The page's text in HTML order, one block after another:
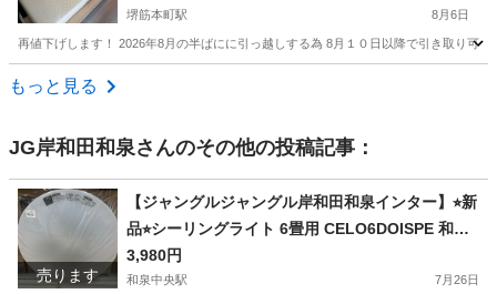
堺筋本町駅 8月6日
再値下げします！ 2026年8月の半ばにに引っ越しする為 8月１０日以降で引き取り可
大阪 大阪市
もっと見る
JG岸和田和泉さんのその他の投稿記事：
売ります
【ジャングルジャングル岸和田和泉インター】⭐︎新
品⭐︎シーリングライト 6畳用 CELO6DOISPE 和泉
市 堺市 岸和田市 泉大津市 高石市 泉北郡熊取町
3,980円
和泉中央駅 7月26日